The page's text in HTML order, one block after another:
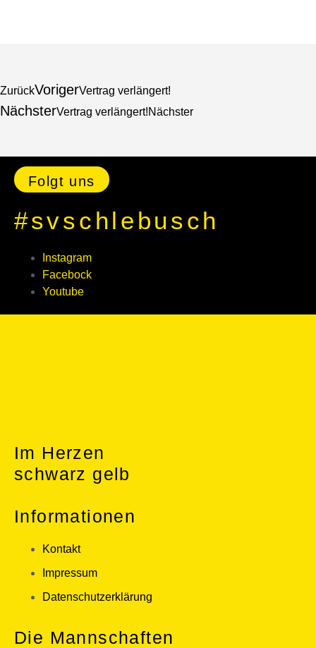
ZurückVorigerVertrag verlängert!
NächsterVertrag verlängert!Nächster
Folgt uns
#svschlebusch
Instagram
Facebock
Youtube
Im Herzen
schwarz gelb
Informationen
Kontakt
Impressum
Datenschutzerklärung
Die Mannschaften